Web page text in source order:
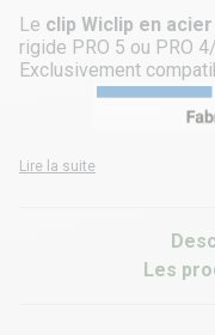
Le clip Wiclip en acier
rigide PRO 5 ou PRO
Exclusivement
Lire la suite
Les